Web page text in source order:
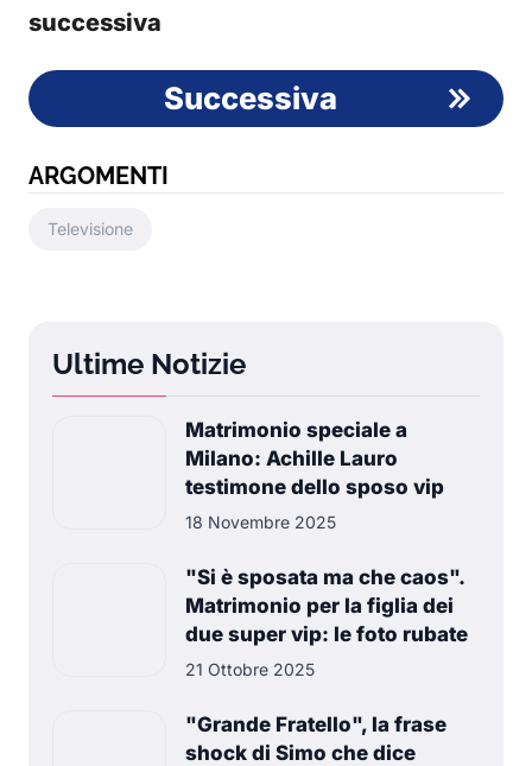
successiva
Successiva
ARGOMENTI
Televisione
Ultime Notizie
Matrimonio speciale a
Milano: Achille Lauro
testimone dello sposo vip
18 Novembre 2025
"Si è sposata ma che caos".
Matrimonio per la figlia dei
due super vip: le foto rubate
21 Ottobre 2025
"Grande Fratello", la frase
shock di Simo che dice